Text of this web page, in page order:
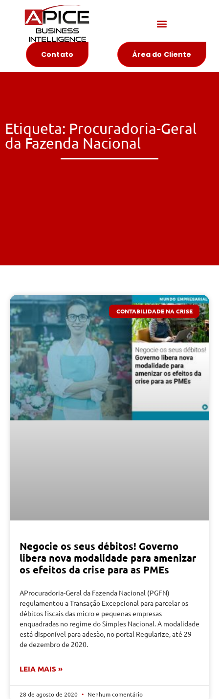
Contato Área do Cliente
Etiqueta: Procuradoria-Geral
da Fazenda Nacional
CONTABILIDADE NA CRISE
Negocie os seus débitos! Governo
libera nova modalidade para amenizar
os efeitos da crise para as PMEs
AProcuradoria-Geral da Fazenda Nacional (PGFN)
regulamentou a Transação Excepcional para parcelar os
débitos fiscais das micro e pequenas empresas
enquadradas no regime do Simples Nacional. A modalidade
está disponível para adesão, no portal Regularize, até 29
de dezembro de 2020.
LEIA MAIS »
28 de agosto de 2020 Nenhum comentário